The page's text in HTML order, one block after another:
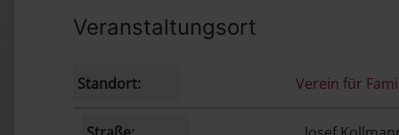
Veranstaltungsort
Standort: Verein für